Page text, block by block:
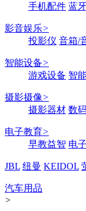
手机配件 蓝
影音娱乐>
投影仪 音箱/
智能设备>
游戏设备 智
摄影摄像>
摄影器材 数
电子教育>
早教益智 电
JBL 纽曼 KEIDOL
汽车用品
>